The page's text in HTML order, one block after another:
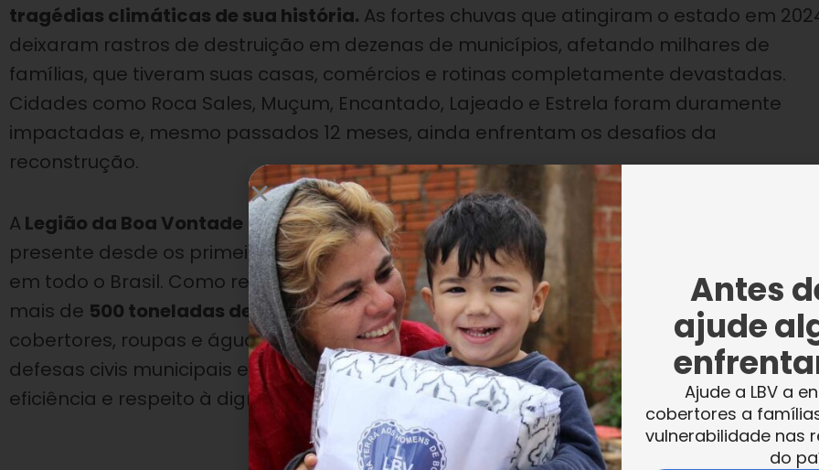
tragédias climáticas de sua história. As fortes chuvas que atingiram o estado em
deixaram rastros de destruição em dezenas de municípios, afetando milhares de
famílias, que tiveram suas casas, comércios e rotinas completamente devastadas.
Cidades como Roca Sales, Muçum, Encantado, Lajeado e Estrela foram duramente
impactadas e, mesmo passados 12 meses, ainda enfrentam os desafios da
reconstrução.
A Legião da Boa Vontade (LBV), com sua atuação emergencial e contínua, esteve
presente desde os primeiros momentos da calamidade, mobilizando sua rede
em todo o Brasil. Como resposta imediata à tragédia, a Instituição arrecadou e enviou
mais de 500 toneladas de doações, entre cestas de alimentos, kits de limpeza,
cobertores, roupas e água potável. Essa força-tarefa foi conduzida em parceria com
defesas civis municipais e organizações locais, garantindo que a ajuda chegasse com
eficiência e respeito à dignidade de cada família beneficiada.
Antes
ajude
Ajude a LBV a
cobertores a
vulnerabilidade nas
do